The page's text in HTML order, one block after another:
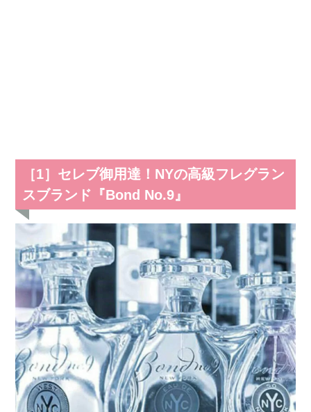
［1］セレブ御用達！NYの高級フレグラン
スブランド『Bond No.9』